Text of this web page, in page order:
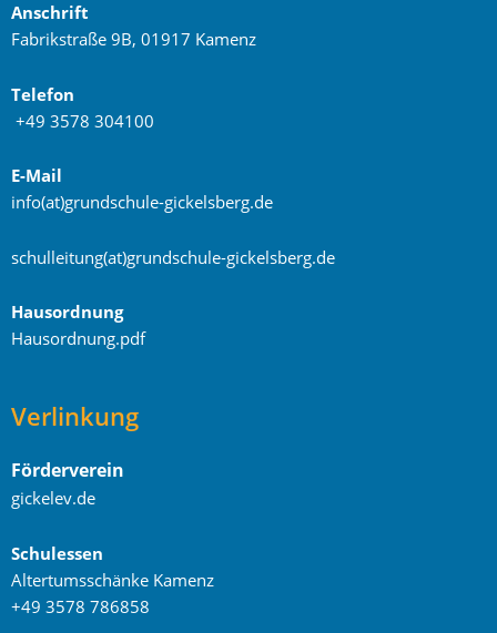
Anschrift
Fabrikstraße 9B, 01917 Kamenz
Telefon
+49 3578 304100
E-Mail
info(at)grundschule-gickelsberg.de
schulleitung(at)grundschule-gickelsberg.de
Hausordnung
Hausordnung.pdf
Verlinkung
Förderverein
gickelev.de
Schulessen
Altertumsschänke Kamenz
+49 3578 786858